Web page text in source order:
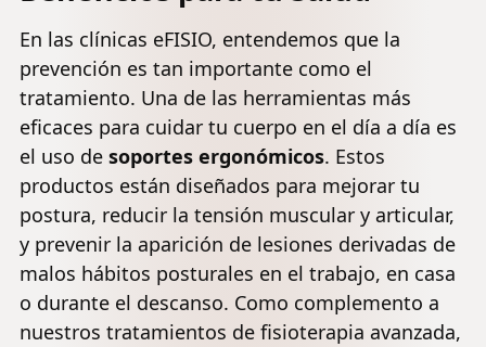
En las clínicas eFISIO, entendemos que la
prevención es tan importante como el
tratamiento. Una de las herramientas más
eficaces para cuidar tu cuerpo en el día a día es
el uso de soportes ergonómicos. Estos
productos están diseñados para mejorar tu
postura, reducir la tensión muscular y articular,
y prevenir la aparición de lesiones derivadas de
malos hábitos posturales en el trabajo, en casa
o durante el descanso. Como complemento a
nuestros tratamientos de fisioterapia avanzada,